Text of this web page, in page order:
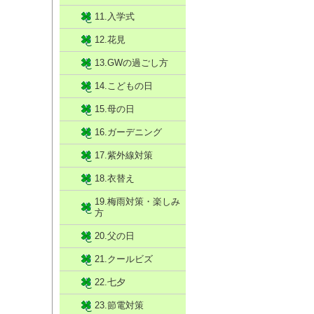
11.入学式
12.花見
13.GWの過ごし方
14.こどもの日
15.母の日
16.ガーデニング
17.紫外線対策
18.衣替え
19.梅雨対策・楽しみ
方
20.父の日
21.クールビズ
22.七夕
23.節電対策